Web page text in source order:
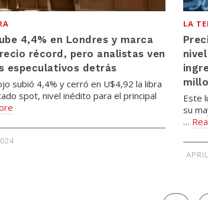
4,4% en Londres y marca
récord, pero analistas ven
especulativos detrás
subió 4,4% y cerró en U$4,92 la libra
spot, nivel inédito para el principal
LA
Este
su
…